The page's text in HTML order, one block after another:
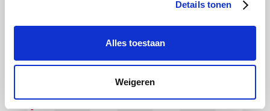
Details tonen
Alles toestaan
Weigeren
Weekendesk Tennis Point Samsung Delonghi